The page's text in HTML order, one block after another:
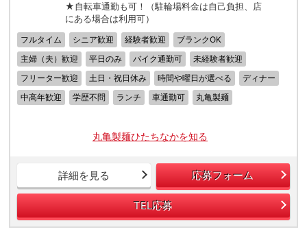
★自転車通勤も可！（駐輪場料金は自己負担、店
にある場合は利用可）
フルタイム シニア歓迎 経験者歓迎
ブランクOK
主婦（夫）歓迎
平日のみ バイク通勤可
未経験者歓迎
フリーター歓迎
土日・祝日休み 時間や曜日が選べる
ディナー
中高年歓迎
学歴不問 ランチ 車通勤可 丸亀製麺
丸亀製麺ひたちなかを知る
詳細を見る 応募フォーム
TEL応募